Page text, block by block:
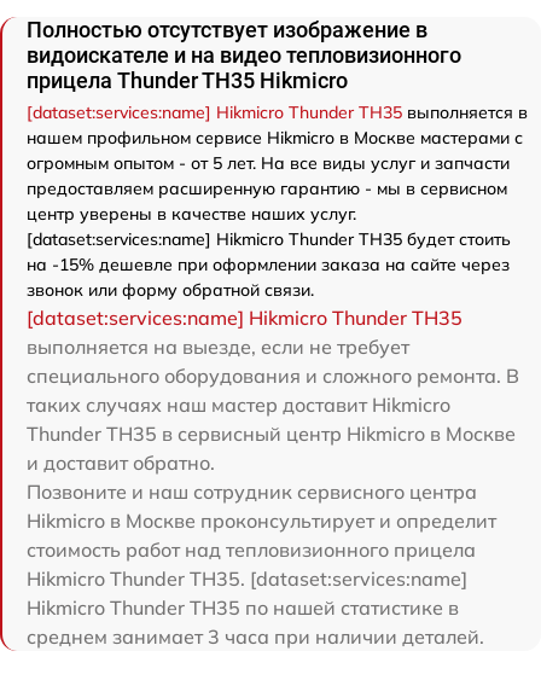
Полностью отсутствует изображение в
видоискателе и на видео тепловизионного
прицела Thunder TH35 Hikmicro
[dataset:services:name] Hikmicro Thunder TH35 выполняется в
нашем профильном сервисе Hikmicro в Москве мастерами с
огромным опытом - от 5 лет. На все виды услуг и запчасти
предоставляем расширенную гарантию - мы в сервисном
центр уверены в качестве наших услуг.
[dataset:services:name] Hikmicro Thunder TH35 будет стоить
на -15% дешевле при оформлении заказа на сайте через
звонок или форму обратной связи.
[dataset:services:name] Hikmicro Thunder TH35
выполняется на выезде, если не требует
специального оборудования и сложного ремонта. В
таких случаях наш мастер доставит Hikmicro
Thunder TH35 в сервисный центр Hikmicro в Москве
и доставит обратно.
Позвоните и наш сотрудник сервисного центра
Hikmicro в Москве проконсультирует и определит
стоимость работ над тепловизионного прицела
Hikmicro Thunder TH35. [dataset:services:name]
Hikmicro Thunder TH35 по нашей статистике в
среднем занимает 3 часа при наличии деталей.